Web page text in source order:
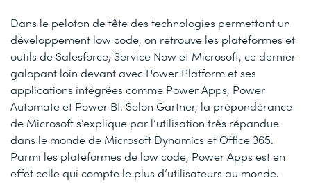
Dans le peloton de tête des technologies permettant un
développement low code, on retrouve les plateformes et
outils de Salesforce, Service Now et Microsoft, ce dernier
galopant loin devant avec Power Platform et ses
applications intégrées comme Power Apps, Power
Automate et Power BI. Selon Gartner, la prépondérance
de Microsoft s’explique par l’utilisation très répandue
dans le monde de Microsoft Dynamics et Office 365.
Parmi les plateformes de low code, Power Apps est en
effet celle qui compte le plus d’utilisateurs au monde.